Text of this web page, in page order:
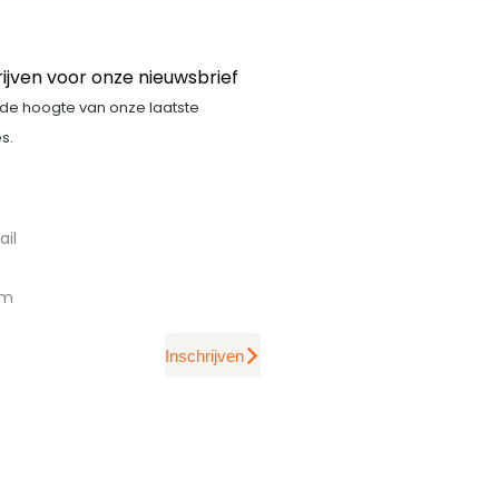
voor onze nieuwsbrief
hoogte van onze laatste
Inschrijven